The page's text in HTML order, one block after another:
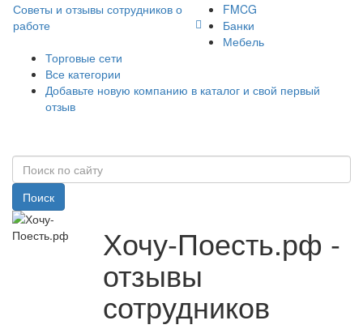
Советы и отзывы сотрудников о
работе
FMCG
Банки
Мебель
Торговые сети
Все категории
Добавьте новую компанию в каталог и свой первый
отзыв
Поиск
Хочу-Поесть.рф -
отзывы
сотрудников